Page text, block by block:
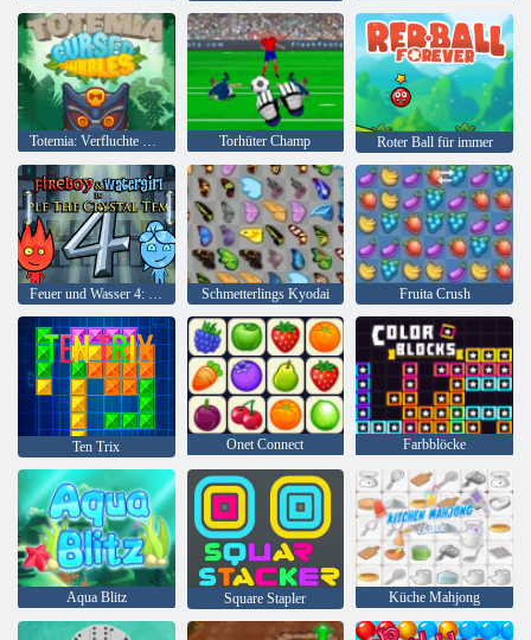
Totemia: Verfluchte Murmeln Torhüter Champ Roter Ball für immer
Feuer und Wasser 4: Kristalltempel Schmetterlings Kyodai Fruita Crush
Ten Trix Onet Connect Farbblöcke
Aqua Blitz Square Stapler Küche Mahjong